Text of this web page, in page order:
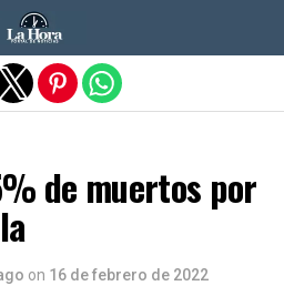
de muertos por
on 16 de febrero de 2022
la versión móvil